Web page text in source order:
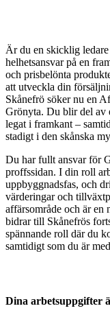
Är du en skicklig
helhetsansvar på en
och prisbelönta
att utveckla din
Skånefrö söker nu en
Grönyta. Du blir del av
legat i framkant –
stadigt i den skånska
Du har fullt ansvar för
proffssidan. I din roll
uppbyggnadsfas, och
värderingar och
affärsområde och är en
bidrar till Skånefrös
spännande roll där du
samtidigt som du är
Dina arbetsuppgifter